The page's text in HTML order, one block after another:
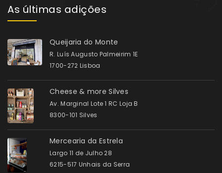
As últimas adições
Queijaria do Monte
R. Luís Augusto Palmeirim 1E
1700-272 Lisboa
Cheese & more Silves
Av. Marginal Lote 1 RC Loja B
8300-101 Silves
Mercearia da Estrela
Largo 11 de Julho 28
6215-517 Unhais da Serra